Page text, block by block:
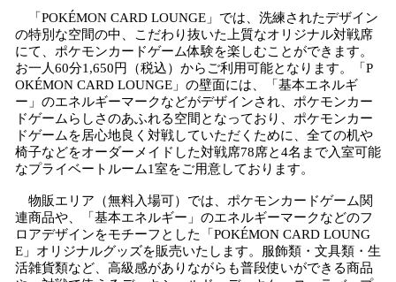
「POKÉMON CARD LOUNGE」では、洗練されたデザイン
の特別な空間の中、こだわり抜いた上質なオリジナル対戦席
にて、ポケモンカードゲーム体験を楽しむことができます。
お一人60分1,650円（税込）からご利用可能となります。「P
OKÉMON CARD LOUNGE」の壁面には、「基本エネルギ
ー」のエネルギーマークなどがデザインされ、ポケモンカー
ドゲームらしさのあふれる空間となっており、ポケモンカー
ドゲームを居心地良く対戦していただくために、全ての机や
椅子などをオーダーメイドした対戦席78席と4名まで入室可能
なプライベートルーム1室をご用意しております。
物販エリア（無料入場可）では、ポケモンカードゲーム関
連商品や、「基本エネルギー」のエネルギーマークなどのフ
ロアデザインをモチーフとした「POKÉMON CARD LOUNG
E」オリジナルグッズを販売いたします。服飾類・文具類・生
活雑貨類など、高級感がありながらも普段使いができる商品